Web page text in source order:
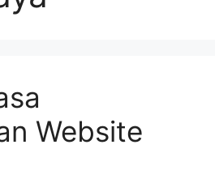
Website